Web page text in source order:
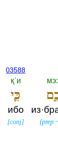
[prep
03588
қˈи
כִּ֛י
ибо
[conj]